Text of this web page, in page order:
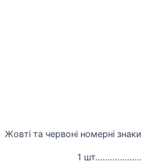
Жовті та червоні номерні знаки
1